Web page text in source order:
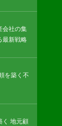
会社の集
最新戦略
を築く不
く 地元顧